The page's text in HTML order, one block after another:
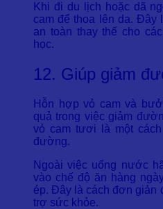
Khi đi du lịch hoặc dã
cam để thoa lên da. Đây
an toàn thay thế cho
học.
12. Giúp giảm
Hỗn hợp vỏ cam và
quả trong việc giảm
vỏ cam tươi là một
đường.
Ngoài việc uống nước
vào chế độ ăn hàng
ép. Đây là cách đơn giản
trợ sức khỏe.